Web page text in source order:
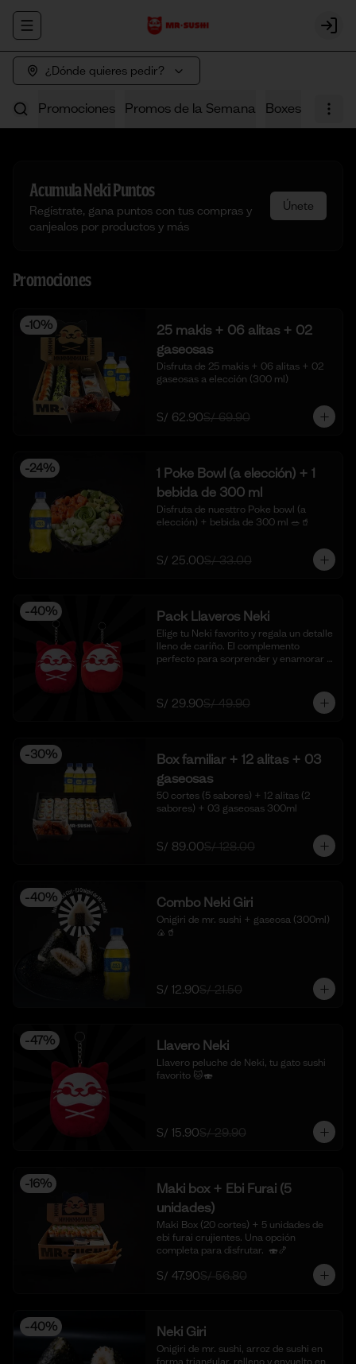
Abrir menu de navegación Login
¿Dónde quieres pedir?
Promociones Promos de la Semana Boxes Poke
AcumulaNeki Puntos
Regístrate, gana puntos con tus compras y
canjealos por productos y más
Únete
Promociones
-10%
25 makis + 06 alitas + 02
gaseosas
Disfruta de 25 makis + 06 alitas + 02
gaseosas a elección (300 ml)
S/ 62.90S/ 69.90
-24%
1 Poke Bowl (a elección) + 1
bebida de 300 ml
Disfruta de nuesttro Poke bowl (a
elección) + bebida de 300 ml 🥗🥤
S/ 25.00S/ 33.00
-40% Pack Llaveros Neki
Elige tu Neki favorito y regala un detalle
lleno de cariño. El complemento
perfecto para sorprender y enamorar
S/ 29.90S/ 49.90
-30%
Box familiar + 12 alitas + 03
gaseosas
50 cortes (5 sabores) + 12 alitas (2
sabores) + 03 gaseosas 300ml
S/ 89.00S/ 128.00
-40% Combo Neki Giri
Onigiri de mr. sushi + gaseosa (300ml)
🍙🥤
S/ 12.90S/ 21.50
-47% Llavero Neki
Llavero peluche de Neki, tu gato sushi
favorito 🐱🍣
S/ 15.90S/ 29.90
-16%
Maki box + Ebi Furai (5
unidades)
Maki Box (20 cortes) + 5 unidades de
ebi furai crujientes. Una opción
completa para disfrutar.  🍣🍤
S/ 47.90S/ 56.80
-40% Neki Giri
Onigiri de mr. sushi, arroz de sushi en
forma triangular, relleno y envuelto en